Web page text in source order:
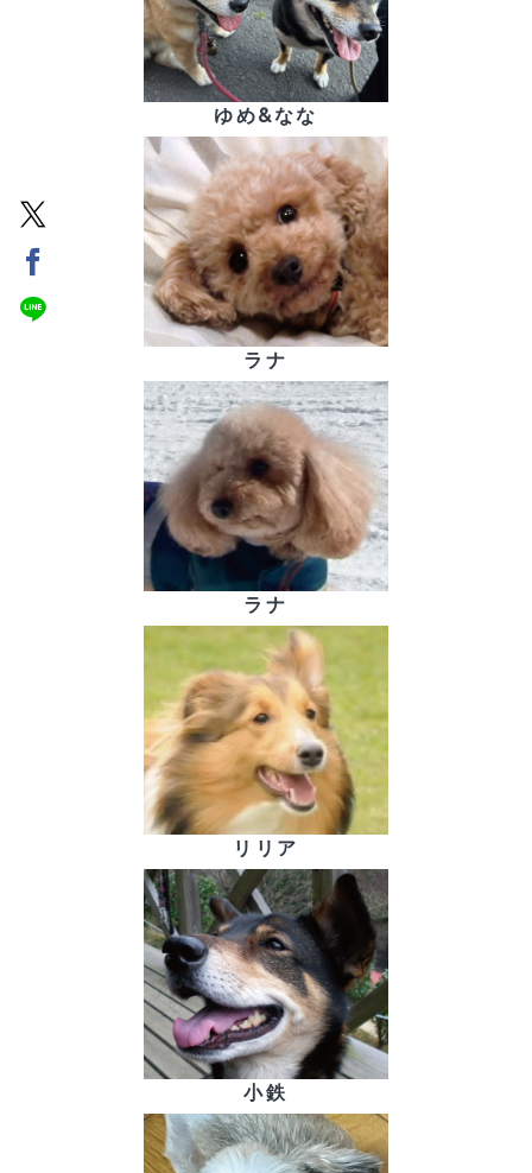
ゆめ&なな
ラナ
ラナ
リリア
小鉄